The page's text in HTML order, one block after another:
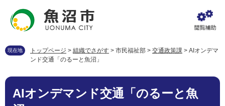
先
す
を
し
現在地 トップページ > 組織でさがす > 市民福祉部 > 交通政策課 > AIオンデマ
ンド交通「のるーと魚沼」
本
AIオンデマンド交通「のるーと魚